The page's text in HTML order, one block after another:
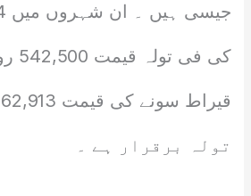
تولہ برقرار ہے ۔